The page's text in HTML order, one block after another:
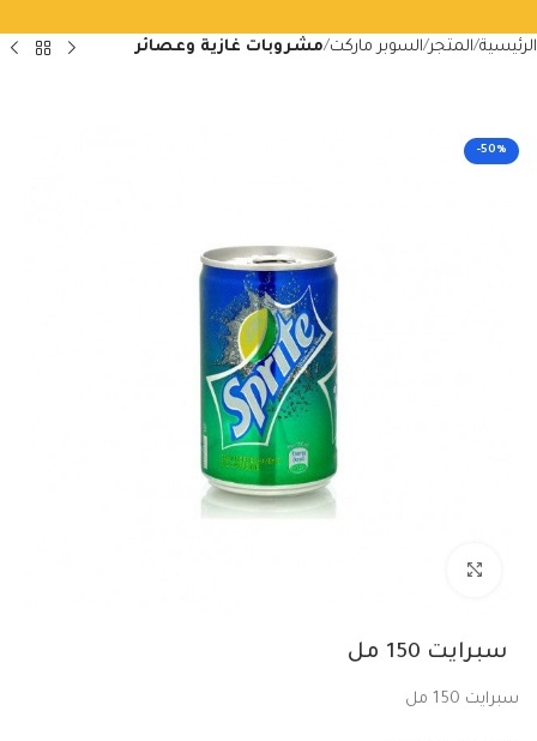
الرئيسية المتجر السوبر ماركت مشروبات غازية وعصائر
-50%
سبرايت 150 مل
سبرايت 150 مل